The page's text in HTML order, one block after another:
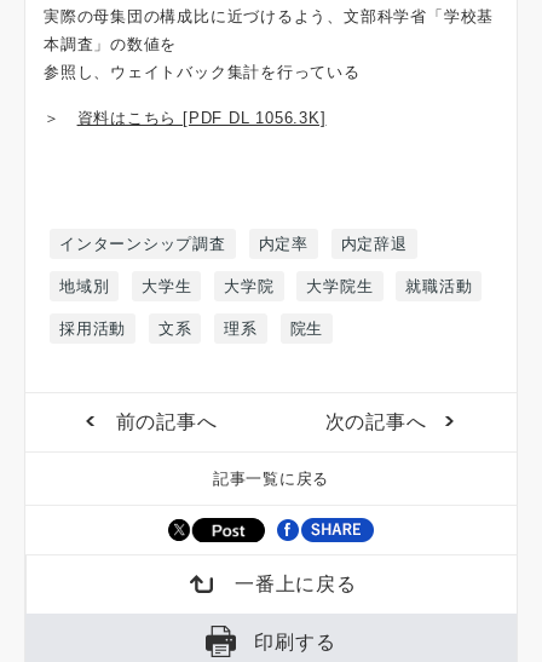
実際の母集団の構成比に近づけるよう、文部科学省「学校基
本調査」の数値を
参照し、ウェイトバック集計を行っている
＞ 資料はこちら [PDF DL 1056.3K]
インターンシップ調査 内定率 内定辞退
地域別 大学生 大学院 大学院生 就職活動
採用活動 文系 理系 院生
前の記事へ 次の記事へ
記事一覧に戻る
一番上に戻る
印刷する